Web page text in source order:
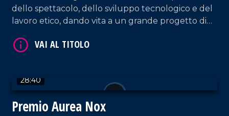
dello spettacolo, dello sviluppo tecnologico e del
lavoro etico, dando vita a un grande progetto di
28:40
Premio Aurea Nox